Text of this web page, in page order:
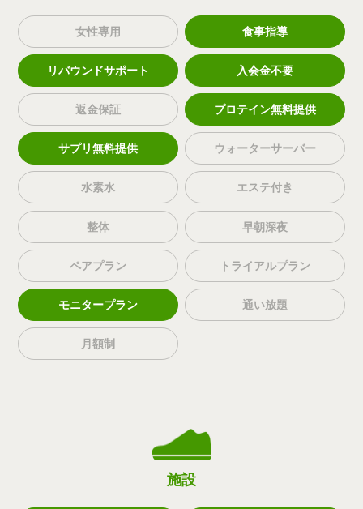
女性専用 食事指導
リバウンドサポート 入会金不要
返金保証 プロテイン無料提供
サプリ無料提供 ウォーターサーバー
水素水 エステ付き
整体 早朝深夜
ペアプラン トライアルプラン
モニタープラン 通い放題
月額制
施設